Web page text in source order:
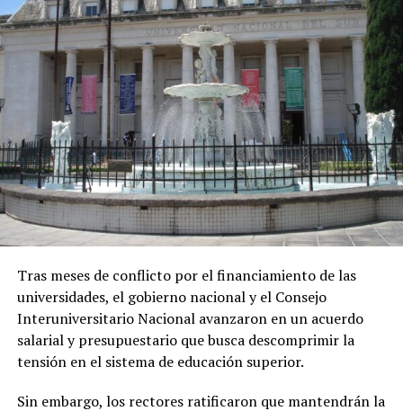
Tras meses de conflicto por el financiamiento de las
universidades, el gobierno nacional y el Consejo
Interuniversitario Nacional avanzaron en un acuerdo
salarial y presupuestario que busca descomprimir la
tensión en el sistema de educación superior.
Sin embargo, los rectores ratificaron que mantendrán la